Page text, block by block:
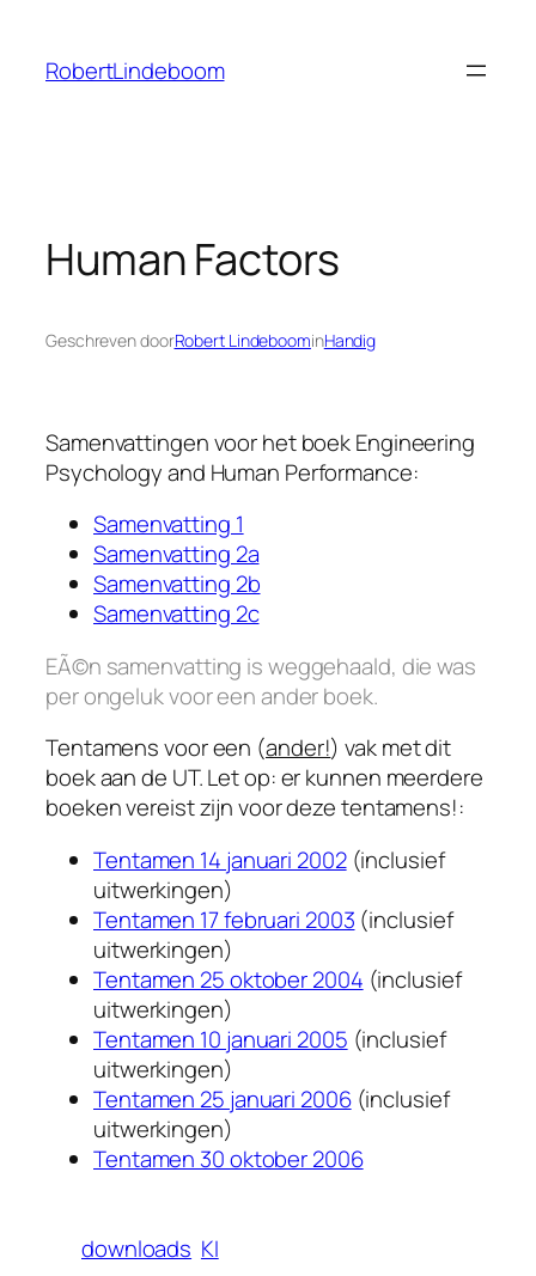
RobertLindeboom
Human Factors
Geschreven doorRobert LindeboominHandig
Samenvattingen voor het boek Engineering
Psychology and Human Performance:
Samenvatting 1
Samenvatting 2a
Samenvatting 2b
Samenvatting 2c
EÃ©n samenvatting is weggehaald, die was
per ongeluk voor een ander boek.
Tentamens voor een (ander!) vak met dit
boek aan de UT. Let op: er kunnen meerdere
boeken vereist zijn voor deze tentamens!:
Tentamen 14 januari 2002(inclusief
uitwerkingen)
Tentamen 17 februari 2003 (inclusief
uitwerkingen)
Tentamen 25 oktober 2004 (inclusief
uitwerkingen)
Tentamen 10 januari 2005 (inclusief
uitwerkingen)
Tentamen 25 januari 2006(inclusief
uitwerkingen)
Tentamen 30 oktober 2006
downloads KI